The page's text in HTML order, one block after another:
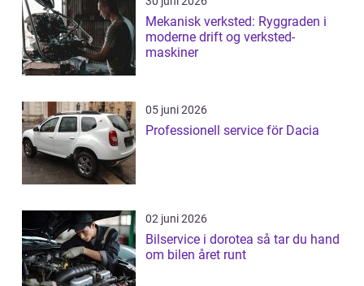
Mekanisk verksted: Ryggraden i
moderne drift og verksted-
maskiner
05 juni 2026
Professionell service för Dacia
02 juni 2026
Bilservice i dorotea så tar du hand
om bilen året runt